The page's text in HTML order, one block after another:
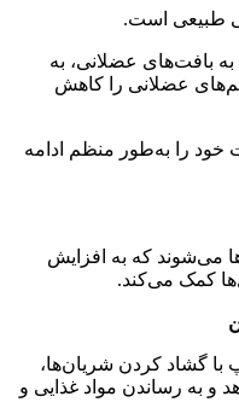
طبیعی است.
بافت‌های عضلانی، به
عضلانی را کاهش
خود را به‌طور منظم ادامه
که به افزایش
کمک می‌کند.
با گشاد کردن شریان‌ها،
و به رساندن مواد غذایی و